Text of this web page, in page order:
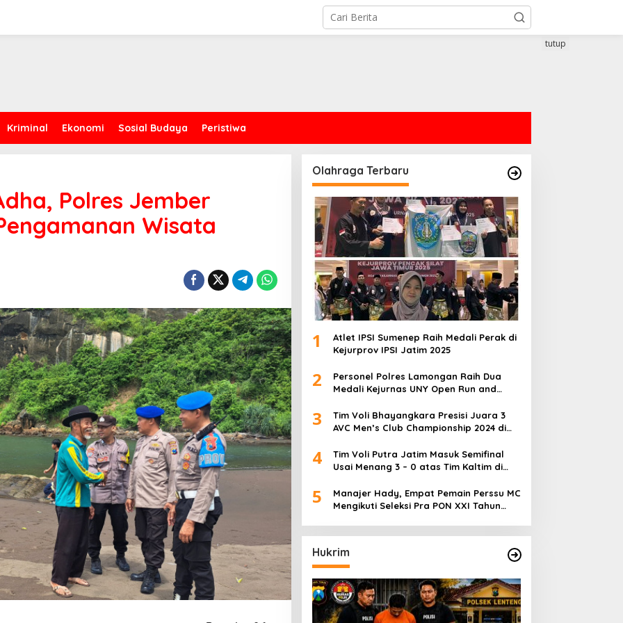
Kriminal Ekonomi Sosial Budaya Peristiwa
tutup
Polres Jember
Wisata
Olahraga Terbaru
1
Atlet IPSI Sumenep Raih Medali Perak di
Kejurprov IPSI Jatim 2025
2
Personel Polres Lamongan Raih Dua
Medali Kejurnas UNY Open Run and
3
Tim Voli Bhayangkara Presisi Juara 3
AVC Men’s Club Championship 2024 di
4
Tim Voli Putra Jatim Masuk Semifinal
Usai Menang 3 – 0 atas Tim Kaltim di
5
Manajer Hady, Empat Pemain Perssu MC
Mengikuti Seleksi Pra PON XXI Tahun
Hukrim